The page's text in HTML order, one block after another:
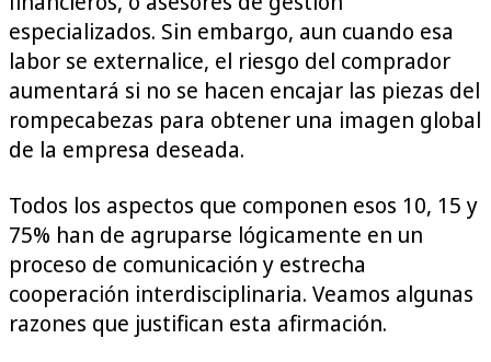
especializados. Sin embargo, aun cuando esa
labor se externalice, el riesgo del comprador
aumentará si no se hacen encajar las piezas del
rompecabezas para obtener una imagen global
de la empresa deseada.
Todos los aspectos que componen esos 10, 15 y
75% han de agruparse lógicamente en un
proceso de comunicación y estrecha
cooperación interdisciplinaria. Veamos algunas
razones que justifican esta afirmación.